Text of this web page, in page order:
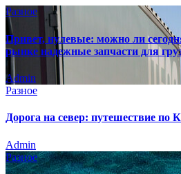
Разное
Привет, нулевые: можно ли
рынке надежные запчасти для
Admin
Разное
Дорога на север: путешествие по
Admin
Разное